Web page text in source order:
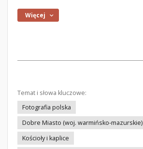
Więcej
Temat i słowa kluczowe:
Fotografia polska
Dobre Miasto (woj. warmińsko-mazurskie)
Kościoły i kaplice